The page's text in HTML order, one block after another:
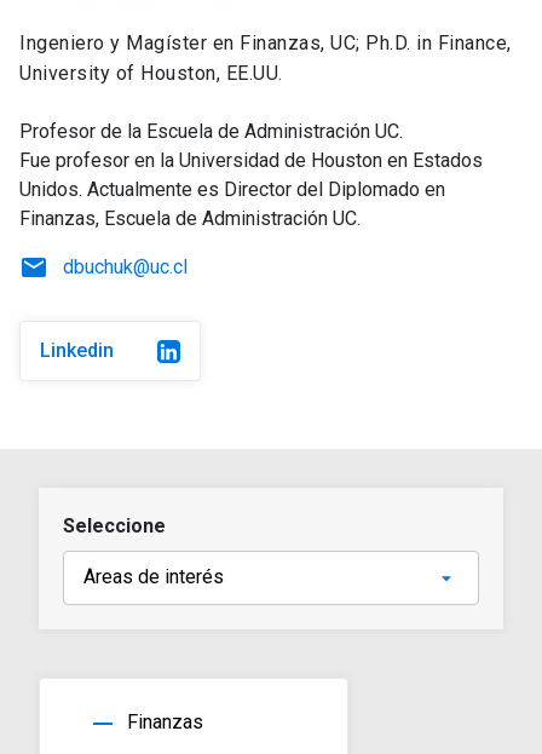
Ingeniero y Magíster en Finanzas, UC; Ph.D. in Finance,
University of Houston, EE.UU.
Profesor de la Escuela de Administración UC.
Fue profesor en la Universidad de Houston en Estados
Unidos. Actualmente es Director del Diplomado en
Finanzas, Escuela de Administración UC.
email dbuchuk@uc.cl
Linkedin
Seleccione
horizontal_rule Finanzas